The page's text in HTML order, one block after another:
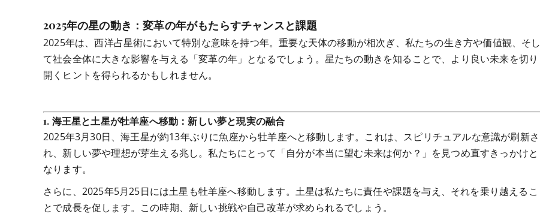
2025年の星の動き：変革の年がもたらすチャンスと課題
2025年は、西洋占星術において特別な意味を持つ年。重要な天体の移動が相次ぎ、私たちの生き方や価値観、そし
て社会全体に大きな影響を与える「変革の年」となるでしょう。星たちの動きを知ることで、より良い未来を切り
開くヒントを得られるかもしれません。
1. 海王星と土星が牡羊座へ移動：新しい夢と現実の融合
2025年3月30日、海王星が約13年ぶりに魚座から牡羊座へと移動します。これは、スピリチュアルな意識が刷新さ
れ、新しい夢や理想が芽生える兆し。私たちにとって「自分が本当に望む未来は何か？」を見つめ直すきっかけと
なります。
さらに、2025年5月25日には土星も牡羊座へ移動します。土星は私たちに責任や課題を与え、それを乗り越えるこ
とで成長を促します。この時期、新しい挑戦や自己改革が求められるでしょう。